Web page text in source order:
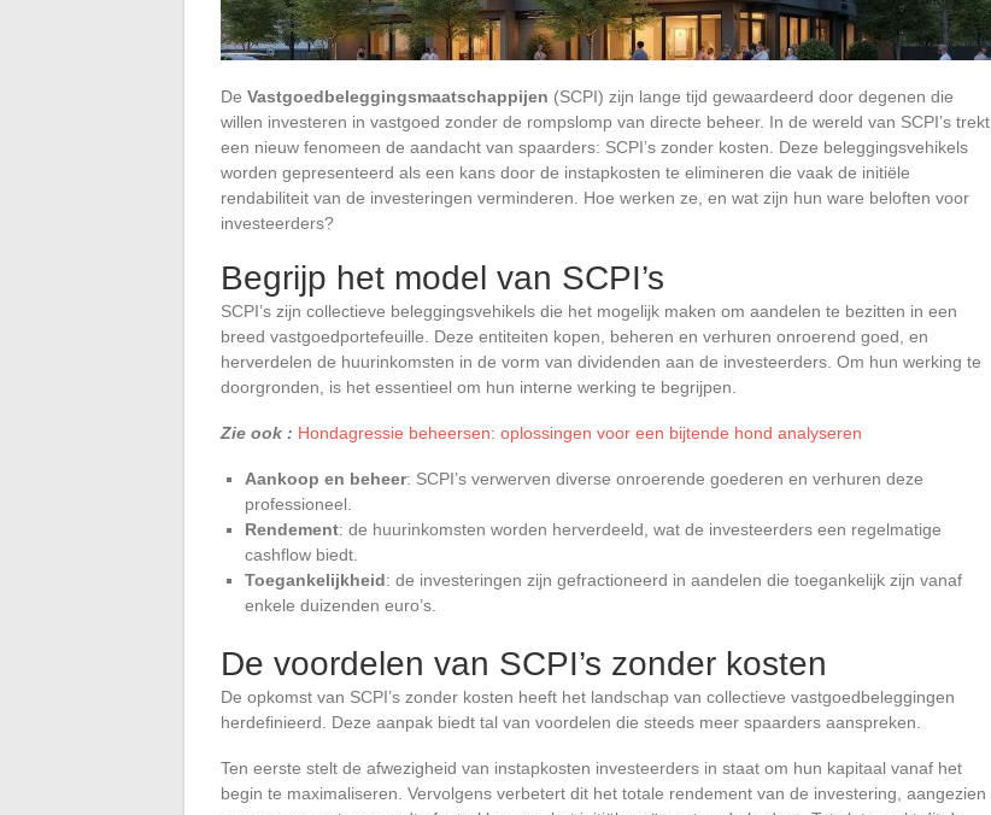
De Vastgoedbeleggingsmaatschappijen (SCPI) zijn lange tijd gewaardeerd door degenen die
willen investeren in vastgoed zonder de rompslomp van directe beheer. In de wereld van SCPI’s trekt
een nieuw fenomeen de aandacht van spaarders: SCPI’s zonder kosten. Deze beleggingsvehikels
worden gepresenteerd als een kans door de instapkosten te elimineren die vaak de initiële
rendabiliteit van de investeringen verminderen. Hoe werken ze, en wat zijn hun ware beloften voor
investeerders?
Begrijp het model van SCPI’s
SCPI’s zijn collectieve beleggingsvehikels die het mogelijk maken om aandelen te bezitten in een
breed vastgoedportefeuille. Deze entiteiten kopen, beheren en verhuren onroerend goed, en
herverdelen de huurinkomsten in de vorm van dividenden aan de investeerders. Om hun werking te
doorgronden, is het essentieel om hun interne werking te begrijpen.
Zie ook : Hondagressie beheersen: oplossingen voor een bijtende hond analyseren
Aankoop en beheer: SCPI’s verwerven diverse onroerende goederen en verhuren deze
professioneel.
Rendement: de huurinkomsten worden herverdeeld, wat de investeerders een regelmatige
cashflow biedt.
Toegankelijkheid: de investeringen zijn gefractioneerd in aandelen die toegankelijk zijn vanaf
enkele duizenden euro’s.
De voordelen van SCPI’s zonder kosten
De opkomst van SCPI’s zonder kosten heeft het landschap van collectieve vastgoedbeleggingen
herdefinieerd. Deze aanpak biedt tal van voordelen die steeds meer spaarders aanspreken.
Ten eerste stelt de afwezigheid van instapkosten investeerders in staat om hun kapitaal vanaf het
begin te maximaliseren. Vervolgens verbetert dit het totale rendement van de investering, aangezien